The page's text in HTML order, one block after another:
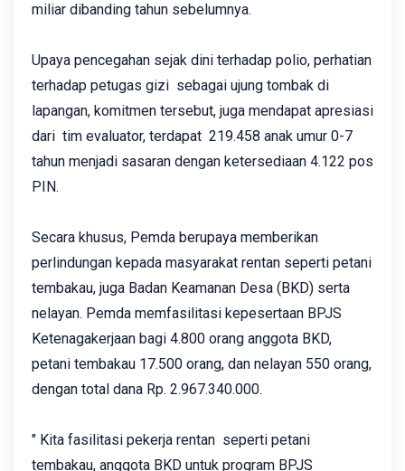
miliar dibanding tahun sebelumnya.
Upaya pencegahan sejak dini terhadap polio, perhatian
terhadap petugas gizi sebagai ujung tombak di
lapangan, komitmen tersebut, juga mendapat apresiasi
dari tim evaluator, terdapat 219.458 anak umur 0-7
tahun menjadi sasaran dengan ketersediaan 4.122 pos
PIN.
Secara khusus, Pemda berupaya memberikan
perlindungan kepada masyarakat rentan seperti petani
tembakau, juga Badan Keamanan Desa (BKD) serta
nelayan. Pemda memfasilitasi kepesertaan BPJS
Ketenagakerjaan bagi 4.800 orang anggota BKD,
petani tembakau 17.500 orang, dan nelayan 550 orang,
dengan total dana Rp. 2.967.340.000.
" Kita fasilitasi pekerja rentan seperti petani
tembakau, anggota BKD untuk program BPJS